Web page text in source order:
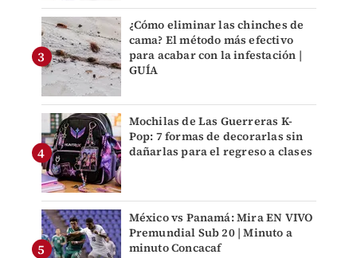
¿Cómo eliminar las chinches de
cama? El método más efectivo
para acabar con la infestación |
GUÍA
Mochilas de Las Guerreras K-
Pop: 7 formas de decorarlas sin
dañarlas para el regreso a clases
México vs Panamá: Mira EN VIVO
Premundial Sub 20 | Minuto a
minuto Concacaf